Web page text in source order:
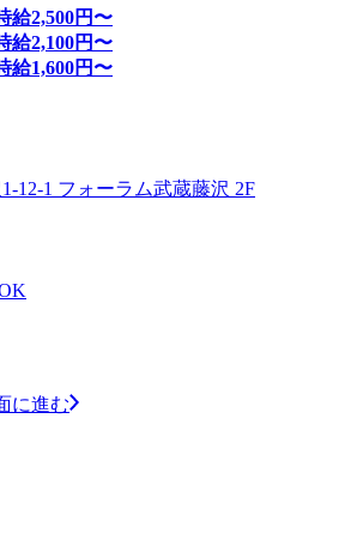
給2,500円〜
給2,100円〜
給1,600円〜
12-1 フォーラム武蔵藤沢 2F
に進む